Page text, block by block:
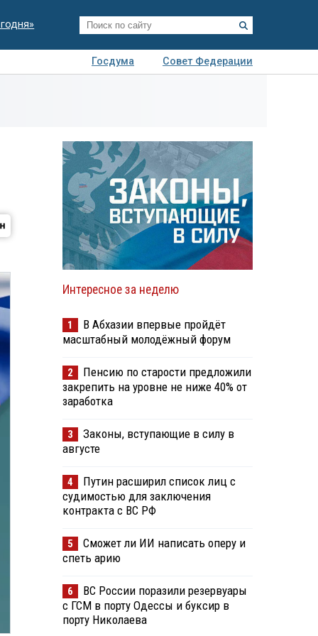
Госдума
Совет Федерации
Интересное за неделю
1
В Абхазии впервые пройдёт
масштабный молодёжный форум
2
Пенсию по старости предложили
закрепить на уровне не ниже 40% от
заработка
3
Законы, вступающие в силу в
августе
4
Путин расширил список лиц с
судимостью для заключения
контракта с ВС РФ
5
Сможет ли ИИ написать оперу и
спеть арию
6
ВС России поразили резервуары
с ГСМ в порту Одессы и буксир в
порту Николаева